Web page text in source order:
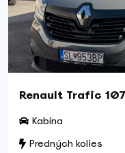
Renault Trafic
Kabína
Predných kolies